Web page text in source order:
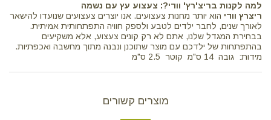
למה לקנות בריצ'רץ' וודי?: צעצוע עץ עם נשמה
ריצרץ וודי הוא יותר מחנות צעצועים. אנו יוצרים צעצועים שנועדו להישאר
לאורך שנים, לחבר ילדים לטבע ולספק חוויה התפתחותית אמיתית.
בבחירת המגדל שלנו, אתם לא רק קונים צעצוע, אלא משקיעים
בהתפתחות של ילדכם עם מוצר שתוכנן ונבנה מתוך מחשבה ואכפתיות.
מידות: גובה 14 ס"מ קוטר 2.5 ס"מ
מוצרים קשורים